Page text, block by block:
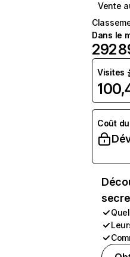
Vente
Dans le
292
Visites
Coût